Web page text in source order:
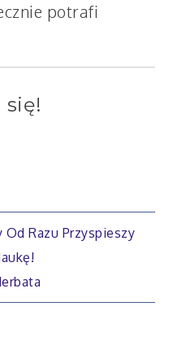
potrafi
się!
Razu Przyspieszy